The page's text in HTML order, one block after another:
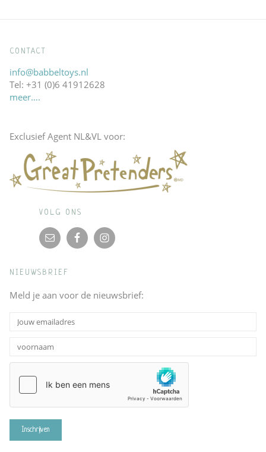
CONTACT
info@babbeltoys.nl
Tel: +31 (0)6 41912628
meer….
Exclusief Agent NL&VL voor:
VOLG ONS
NIEUWSBRIEF
Meld je aan voor de nieuwsbrief: